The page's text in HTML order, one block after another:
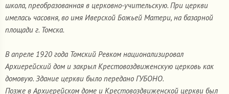
школа, преобразованная в церковно-учительскую. При церкви
имелась часовня, во имя Иверской Божьей Матери, на базарной
площади г. Томска.
В апреле 1920 года Томский Ревком национализировал
Архиерейский дом и закрыл Крестовоздвиженскую церковь как
домовую. Здание церкви было передано ГУБОНО.
Позже в Архиерейском доме и Крестовоздвиженской церкви был